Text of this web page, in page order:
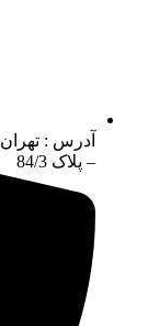
آدرس :
– پلاک 84/3